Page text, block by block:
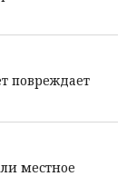
повреждает
местное